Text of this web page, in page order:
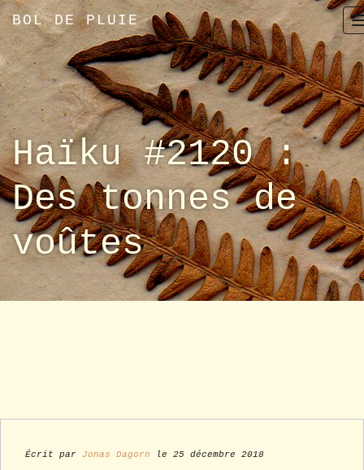
BOL DE PLUIE
Haïku #2120 :
Des tonnes de
voûtes
Écrit par Jonas Dagorn le 25 décembre 2018